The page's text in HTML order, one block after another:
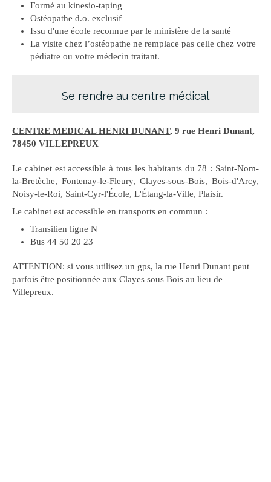
Formé au kinesio-taping
Ostéopathe d.o. exclusif
Issu d'une école reconnue par le ministère de la santé
La visite chez l’ostéopathe ne remplace pas celle chez votre
pédiatre ou votre médecin traitant.
Se rendre au centre médical
CENTRE MEDICAL HENRI DUNANT, 9 rue Henri Dunant,
78450 VILLEPREUX
Le cabinet est accessible à tous les habitants du 78 : Saint-Nom-
la-Bretèche, Fontenay-le-Fleury, Clayes-sous-Bois, Bois-d'Arcy,
Noisy-le-Roi, Saint-Cyr-l'École, L'Étang-la-Ville, Plaisir.
Le cabinet est accessible en transports en commun :
Transilien ligne N
Bus 44 50 20 23
ATTENTION: si vous utilisez un gps, la rue Henri Dunant peut
parfois être positionnée aux Clayes sous Bois au lieu de
Villepreux.